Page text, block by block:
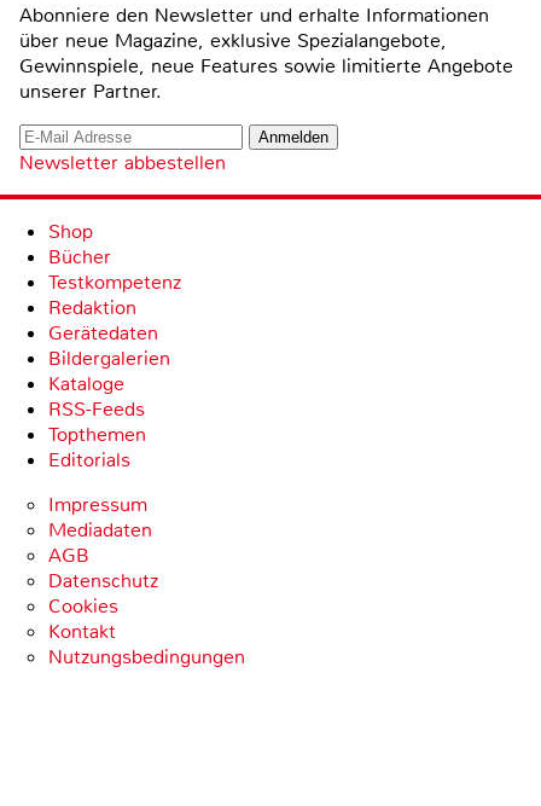
Abonniere den Newsletter und erhalte Informationen
über neue Magazine, exklusive Spezialangebote,
Gewinnspiele, neue Features sowie limitierte Angebote
unserer Partner.
Newsletter abbestellen
Shop
Bücher
Testkompetenz
Redaktion
Gerätedaten
Bildergalerien
Kataloge
RSS-Feeds
Topthemen
Editorials
Impressum
Mediadaten
AGB
Datenschutz
Cookies
Kontakt
Nutzungsbedingungen